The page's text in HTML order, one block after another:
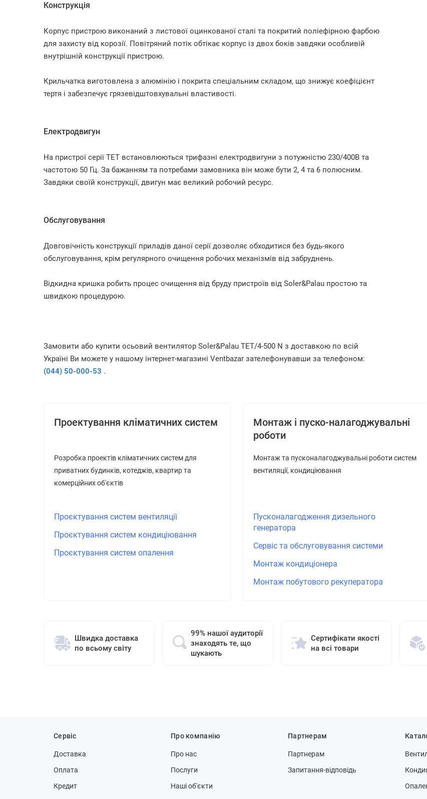
Конструкція
Корпус пристрою виконаний з листової оцинкованої сталі та покритий поліефірною фарбою
для захисту від корозії. Повітряний потік обтікає корпус із двох боків завдяки особливій
внутрішній конструкції пристрою.
Крильчатка виготовлена з алюмінію і покрита спеціальним складом, що знижує коефіцієнт
тертя і забезпечує грязевідштовхувальні властивості.
Електродвигун
На пристрої серії TET встановлюються трифазні електродвигуни з потужністю 230/400В та
частотою 50 Гц. За бажанням та потребами замовника він може бути 2, 4 та 6 полюсним.
Завдяки своїй конструкції, двигун має великий робочий ресурс.
Обслуговування
Довговічність конструкції приладів даної серії дозволяє обходитися без будь-якого
обслуговування, крім регулярного очищення робочих механізмів від забруднень.
Відкидна кришка робить процес очищення від бруду пристроїв від Soler&Palau простою та
швидкою процедурою.
Замовити або купити осьовий вентилятор Soler&Palau TET/4-500 N з доставкою по всій
Україні Ви можете у нашому інтернет-магазині Ventbazar зателефонувавши за телефоном:
(044) 50-000-53 .
Проектування кліматичних систем
Розробка проектів кліматичних систем для
приватних будинків, котеджів, квартир та
комерційних об'єктів
Проєктування систем вентиляції
Проєктування систем кондиціювання
Проєктування систем опалення
Монтаж і пуско-налагоджувальні
роботи
Монтаж та пусконалагоджувальні роботи систем
вентиляції, кондиціювання
Пусконалагодження дизельного
генератора
Сервіс та обслуговування системи
Монтаж кондиціонера
Монтаж побутового рекуператора
Швидка доставка
по всьому світу
99% нашої аудиторії
знаходять те, що
шукають
Сертифікати якості
на всі товари
Сервіс
Доставка
Оплата
Кредит
Про компанію
Про нас
Послуги
Наші об'єкти
Партнерам
Партнерам
Запитання-відповідь